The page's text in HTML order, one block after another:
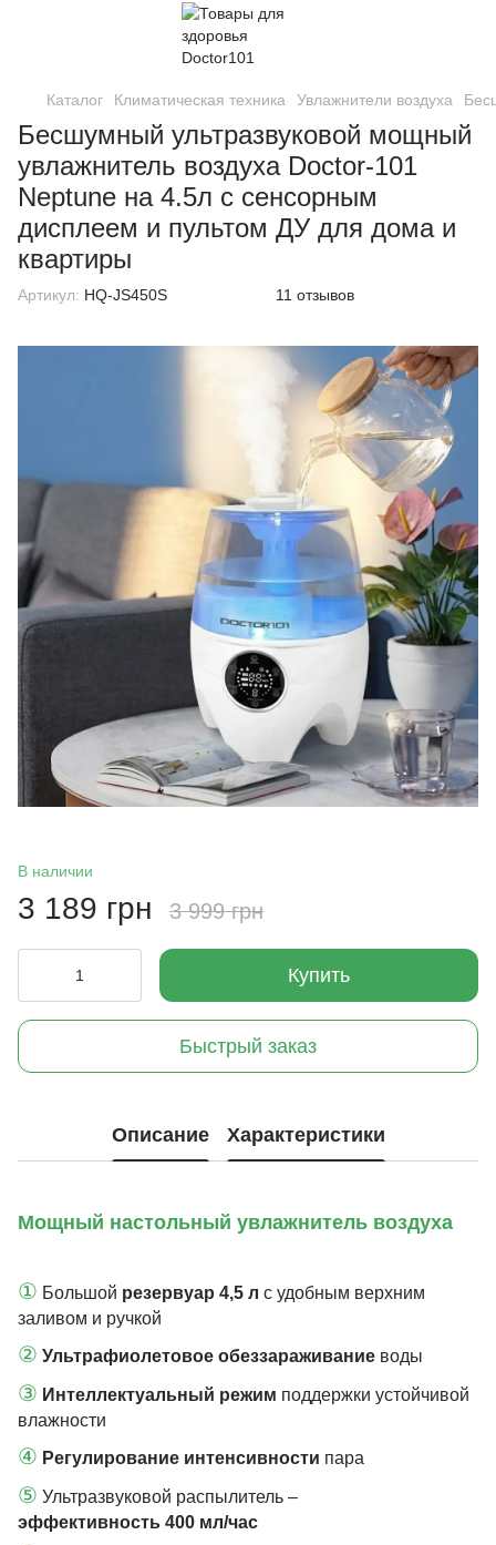
Каталог Климатическая техника Увлажнители воздуха
Бесшумный ультразвуковой мощный
увлажнитель воздуха Doctor-101
Neptune на 4.5л с сенсорным
дисплеем и пультом ДУ для дома и
квартиры
Артикул: HQ-JS450S 11 отзывов
В наличии
3 189 грн 3 999 грн
Купить
Быстрый заказ
Описание Характеристики
Мощный настольный увлажнитель воздуха
① Большой резервуар 4,5 л с удобным верхним
заливом и ручкой
② Ультрафиолетовое обеззараживание воды
③ Интеллектуальный режим поддержки устойчивой
влажности
④ Регулирование интенсивности пара
⑤ Ультразвуковой распылитель –
эффективность 400 мл/час